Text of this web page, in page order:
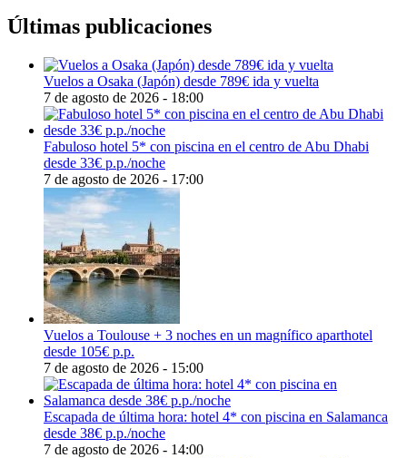
Últimas publicaciones
Vuelos a Osaka (Japón) desde 789€ ida y vuelta
7 de agosto de 2026 - 18:00
Fabuloso hotel 5* con piscina en el centro de Abu Dhabi
desde 33€ p.p./noche
7 de agosto de 2026 - 17:00
Vuelos a Toulouse + 3 noches en un magnífico aparthotel
desde 105€ p.p.
7 de agosto de 2026 - 15:00
Escapada de última hora: hotel 4* con piscina en Salamanca
desde 38€ p.p./noche
7 de agosto de 2026 - 14:00